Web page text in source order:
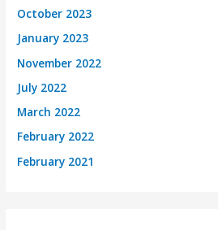
October 2023
January 2023
November 2022
July 2022
March 2022
February 2022
February 2021